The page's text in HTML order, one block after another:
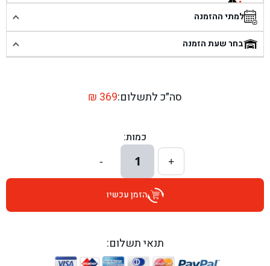
בן גל - פוריידיס, כניסה צפונית מול כביש 4 - פרדיס
בן גל - שכונת אזור תעשייה זעירה, עיילבון - עיילבון
בן גל - דרך השבעה 20, אזור - אזור
בן גל - הרצל 6, גדרה - גדרה
בן גל - שדרות דוד בן גוריון 8, באר שבע - באר שבע
בן גל - היובלים 26, הוד השרון - הוד השרון
למתי ההזמנה
בחר שעת הזמנה
סה״כ לתשלום: ₪ 369
כמות:
+
1
-
הזמן עכשיו
תנאי תשלום: